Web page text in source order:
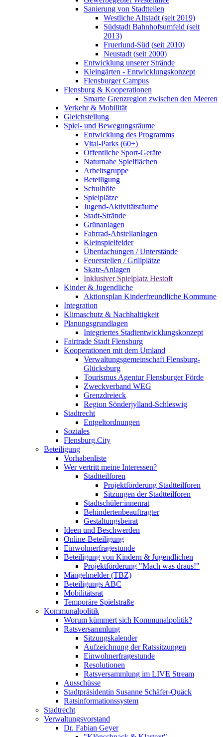
Sanierung von Stadtteilen
Westliche Altstadt (seit 2019)
Südstadt Bahnhofsumfeld (seit
2013)
Fruerlund-Süd (seit 2010)
Neustadt (seit 2000)
Entwicklung unserer Strände
Kleingärten - Entwicklungskonzept
Flensburger Campus
Flensburg & Kooperationen
Smarte Grenzregion zwischen den Meeren
Verkehr & Mobilität
Gleichstellung
Spiel- und Bewegungsräume
Entwicklung des Programms
Vital-Parks (60+)
Öffentliche Sport-Geräte
Naturnahe Spielflächen
Arbeitsgruppe
Beteiligung
Schulhöfe
Spielplätze
Jugend-Aktivitätsräume
Stadt-Strände
Grünanlagen
Fahrrad-Abstellanlagen
Kleinspielfelder
Überdachungen / Unterstände
Feuerstellen / Grillplätze
Skate-Anlagen
Inklusiver Spielplatz Hestoft
Kinder & Jugendliche
Aktionsplan Kinderfreundliche Kommune
Integration
Klimaschutz & Nachhaltigkeit
Planungsgrundlagen
Integriertes Stadtentwicklungskonzept
Fairtrade Stadt Flensburg
Kooperationen mit dem Umland
Verwaltungsgemeinschaft Flensburg-
Glücksburg
Tourismus Agentur Flensburger Förde
Zweckverband WEG
Grenzdreieck
Region Sönderjylland-Schleswig
Stadtrecht
Entgeltordnungen
Soziales
Flensburg.City
Beteiligung
Vorhabenliste
Wer vertritt meine Interessen?
Stadtteilforen
Projektförderung Stadtteilforen
Sitzungen der Stadtteilforen
Stadtschüler:innenrat
Behindertenbeauftragter
Gestaltungsbeirat
Ideen und Beschwerden
Online-Beteiligung
Einwohnerfragestunde
Beteiligung von Kindern & Jugendlichen
Projektförderung "Mach was draus!"
Mängelmelder (TBZ)
Beteiligungs ABC
Mobilitätsrat
Temporäre Spielstraße
Kommunalpolitik
Worum kümmert sich Kommunalpolitik?
Ratsversammlung
Sitzungskalender
Aufzeichnung der Ratssitzungen
Einwohnerfragestunde
Resolutionen
Ratsversammlung im LIVE Stream
Ausschüsse
Stadtpräsidentin Susanne Schäfer-Quäck
Ratsinformationssystem
Stadtrecht
Verwaltungsvorstand
Dr. Fabian Geyer